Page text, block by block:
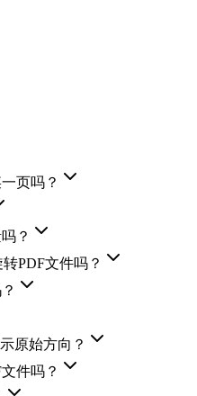
页吗？
？
PDF文件吗？
原始方向？
件吗？